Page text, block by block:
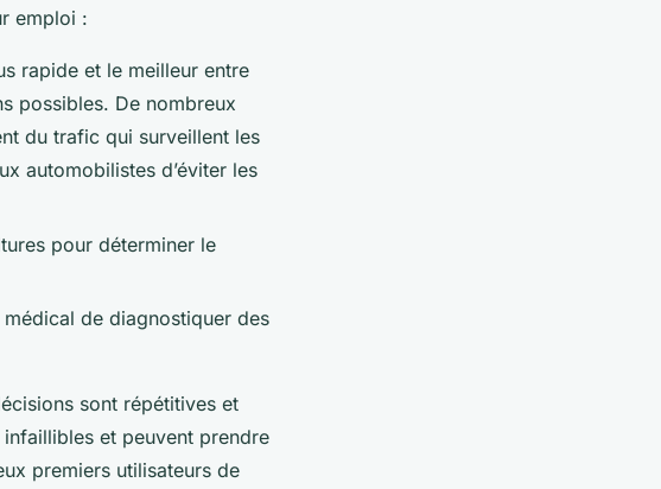
emploi :
rapide et le meilleur entre
possibles. De nombreux
du trafic qui surveillent les
automobilistes d’éviter les
pour déterminer le
de diagnostiquer des
sont répétitives et
et peuvent prendre
premiers utilisateurs de